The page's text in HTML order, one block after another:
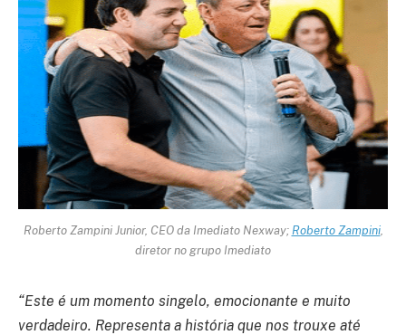
Roberto Zampini Junior, CEO da Imediato Nexway; Roberto Zampini,
diretor no grupo Imediato
“Este é um momento singelo, emocionante e muito
verdadeiro. Representa a história que nos trouxe até